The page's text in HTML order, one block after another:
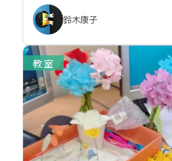
鈴木康子
教室